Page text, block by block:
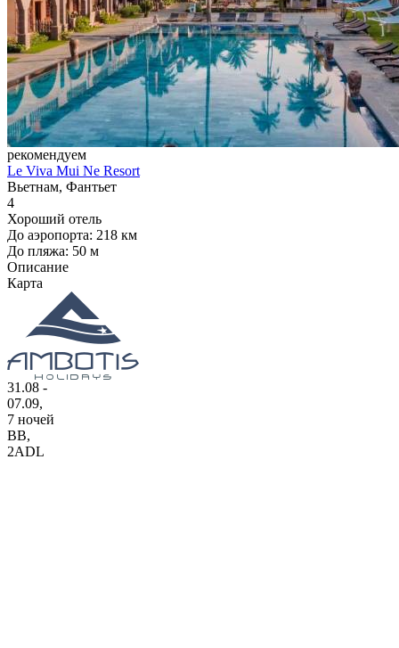
рекомендуем
Le Viva Mui Ne Resort
Вьетнам, Фантьет
4
Хороший отель
До аэропорта: 218 км
До пляжа: 50 м
Описание
Карта
31.08 -
07.09,
7 ночей
BB,
2ADL